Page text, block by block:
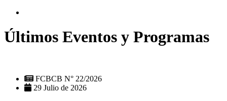
Últimos Eventos y Programas
FCBCB N° 22/2026
29 Julio de 2026